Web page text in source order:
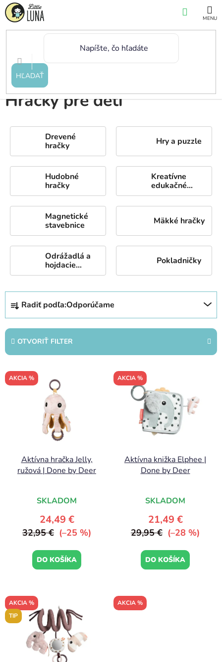
Prejsť
na
HĽADAŤ
KOŠÍK
Domov Hračky
Hračky pre deti
Drevené
hračky
Hry a puzzle
Hudobné
hračky
Kreatívne
edukačné
potreby
Magnetické
stavebnice
Mäkké hračky
Odrážadlá a
hojdacie
hračky
Pokladničky
R
d
e
n
e
p
Radiť podľa:Odporúčame
OTVORIŤ FILTER
V
ýAKCIA %
Aktívna hračka Jelly,
ružová | Done by Deer
SKLADOM
24,49 €
32,95 € (–25 %)
DO KOŠÍKA
AKCIA %
Aktívna knižka Elphee |
Done by Deer
SKLADOM
21,49 €
29,95 € (–28 %)
DO KOŠÍKA
AKCIA %
TIP
AKCIA %